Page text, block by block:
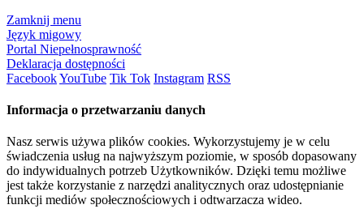
Zamknij menu
Język migowy
Portal Niepełnosprawność
Deklaracja dostępności
FacebookYouTube Tik Tok Instagram RSS
Informacja o przetwarzaniu danych
Nasz serwis używa plików cookies. Wykorzystujemy je w celu
świadczenia usług na najwyższym poziomie, w sposób dopasowany
do indywidualnych potrzeb Użytkowników. Dzięki temu możliwe
jest także korzystanie z narzędzi analitycznych oraz udostępnianie
funkcji mediów społecznościowych i odtwarzacza wideo.